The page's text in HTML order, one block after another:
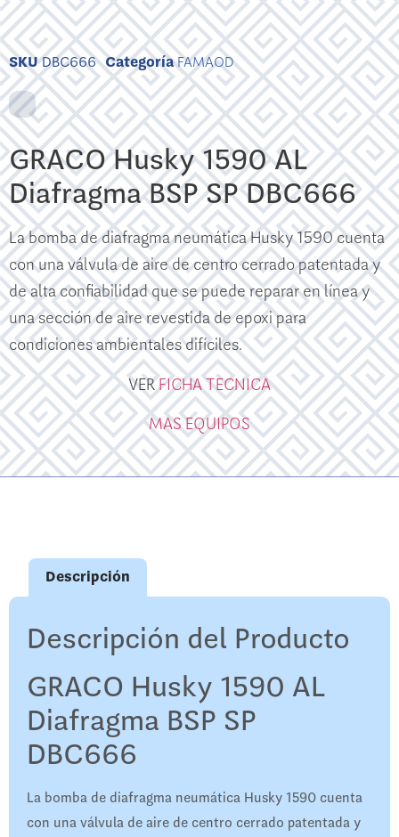
SKUDBC666 CategoríaFAMAOD
GRACO Husky 1590 AL
Diafragma BSP SP DBC666
La bomba de diafragma neumática Husky 1590 cuenta
con una válvula de aire de centro cerrado patentada y
de alta confiabilidad que se puede reparar en línea y
una sección de aire revestida de epoxi para
condiciones ambientales difíciles.
VERFICHA TECNICA
MAS EQUIPOS
Descripción
Descripción del Producto
GRACO Husky 1590 AL
Diafragma BSP SP
DBC666
La bomba de diafragma neumática Husky 1590 cuenta
con una válvula de aire de centro cerrado patentada y